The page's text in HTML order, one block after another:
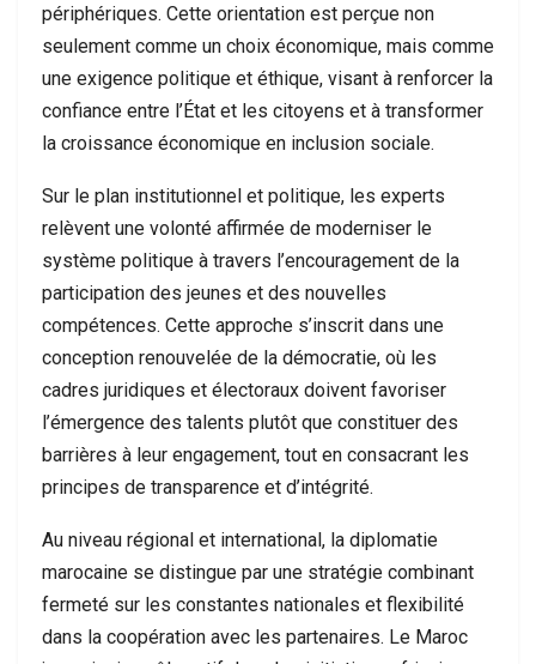
périphériques. Cette orientation est perçue non
seulement comme un choix économique, mais comme
une exigence politique et éthique, visant à renforcer la
confiance entre l’État et les citoyens et à transformer
la croissance économique en inclusion sociale.
Sur le plan institutionnel et politique, les experts
relèvent une volonté affirmée de moderniser le
système politique à travers l’encouragement de la
participation des jeunes et des nouvelles
compétences. Cette approche s’inscrit dans une
conception renouvelée de la démocratie, où les
cadres juridiques et électoraux doivent favoriser
l’émergence des talents plutôt que constituer des
barrières à leur engagement, tout en consacrant les
principes de transparence et d’intégrité.
Au niveau régional et international, la diplomatie
marocaine se distingue par une stratégie combinant
fermeté sur les constantes nationales et flexibilité
dans la coopération avec les partenaires. Le Maroc